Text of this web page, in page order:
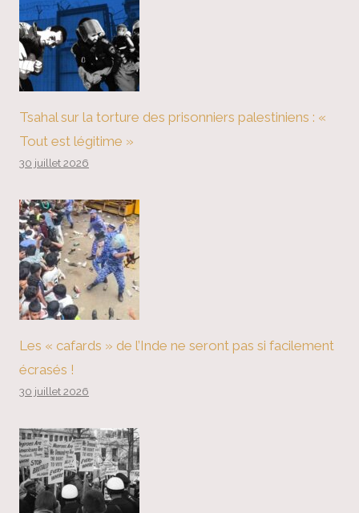
Tsahal sur la torture des prisonniers palestiniens : «
Tout est légitime »
30 juillet 2026
Les « cafards » de l’Inde ne seront pas si facilement
écrasés !
30 juillet 2026